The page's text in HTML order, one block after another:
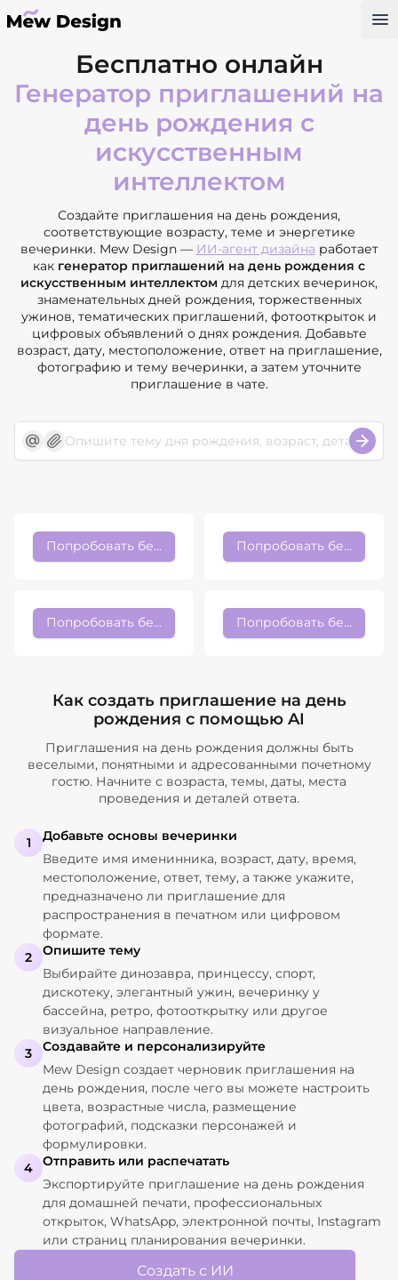
Бесплатно онлайн
Генератор приглашений на
день рождения с
искусственным
интеллектом
Создайте приглашения на день рождения,
соответствующие возрасту, теме и энергетике
вечеринки. Mew Design — ИИ-агент дизайна работает
как генератор приглашений на день рождения с
искусственным интеллектом для детских вечеринок,
знаменательных дней рождения, торжественных
ужинов, тематических приглашений, фотооткрыток и
цифровых объявлений о днях рождения. Добавьте
возраст, дату, местоположение, ответ на приглашение,
фотографию и тему вечеринки, а затем уточните
приглашение в чате.
Попробовать бесплатно Попробовать бесплатно
Попробовать бесплатно Попробовать бесплатно
Как создать приглашение на день
рождения с помощью AI
Приглашения на день рождения должны быть
веселыми, понятными и адресованными почетному
гостю. Начните с возраста, темы, даты, места
проведения и деталей ответа.
1
Добавьте основы вечеринки
Введите имя именинника, возраст, дату, время,
местоположение, ответ, тему, а также укажите,
предназначено ли приглашение для
распространения в печатном или цифровом
формате.
2
Опишите тему
Выбирайте динозавра, принцессу, спорт,
дискотеку, элегантный ужин, вечеринку у
бассейна, ретро, фотооткрытку или другое
визуальное направление.
3
Создавайте и персонализируйте
Mew Design создает черновик приглашения на
день рождения, после чего вы можете настроить
цвета, возрастные числа, размещение
фотографий, подсказки персонажей и
формулировки.
4
Отправить или распечатать
Экспортируйте приглашение на день рождения
для домашней печати, профессиональных
открыток, WhatsApp, электронной почты, Instagram
или страниц планирования вечеринки.
Создать с ИИ